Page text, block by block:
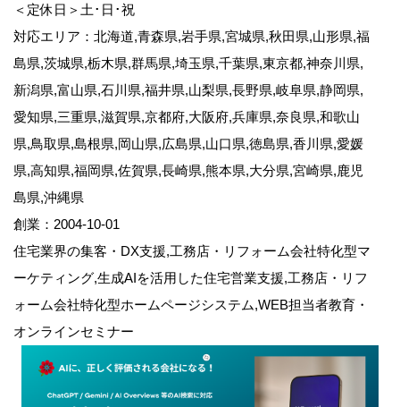
＜定休日＞土･日･祝
対応エリア：北海道,青森県,岩手県,宮城県,秋田県,山形県,福
島県,茨城県,栃木県,群馬県,埼玉県,千葉県,東京都,神奈川県,
新潟県,富山県,石川県,福井県,山梨県,長野県,岐阜県,静岡県,
愛知県,三重県,滋賀県,京都府,大阪府,兵庫県,奈良県,和歌山
県,鳥取県,島根県,岡山県,広島県,山口県,徳島県,香川県,愛媛
県,高知県,福岡県,佐賀県,長崎県,熊本県,大分県,宮崎県,鹿児
島県,沖縄県
創業：2004-10-01
住宅業界の集客・DX支援,工務店・リフォーム会社特化型マ
ーケティング,生成AIを活用した住宅営業支援,工務店・リフ
ォーム会社特化型ホームページシステム,WEB担当者教育・
オンラインセミナー